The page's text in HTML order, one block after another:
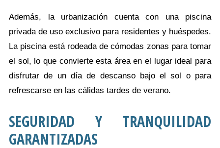
Además, la urbanización cuenta con una piscina
privada de uso exclusivo para residentes y huéspedes.
La piscina está rodeada de cómodas zonas para tomar
el sol, lo que convierte esta área en el lugar ideal para
disfrutar de un día de descanso bajo el sol o para
refrescarse en las cálidas tardes de verano.
SEGURIDAD Y TRANQUILIDAD
GARANTIZADAS